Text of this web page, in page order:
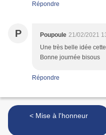
Répondre
P Poupoule 21/02/2021
Une très belle idée
Bonne journée bisous
Répondre
< Mise à l'honneur